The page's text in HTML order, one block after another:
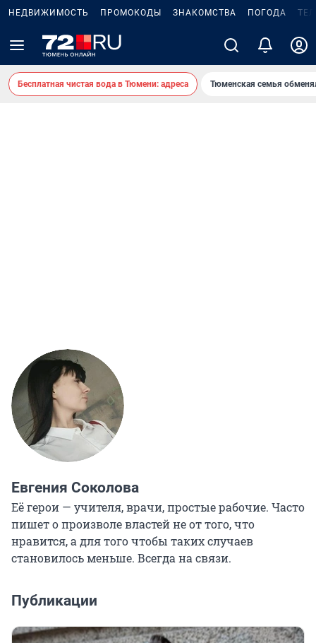
НЕДВИЖИМОСТЬ ПРОМОКОДЫ ЗНАКОМСТВА ПОГОДА
Бесплатная чистая вода в Тюмени: адреса Тюменская семья
Евгения Соколова
Её герои — учителя, врачи, простые рабочие. Часто
пишет о произволе властей не от того, что
нравится, а для того чтобы таких случаев
становилось меньше. Всегда на связи.
Публикации